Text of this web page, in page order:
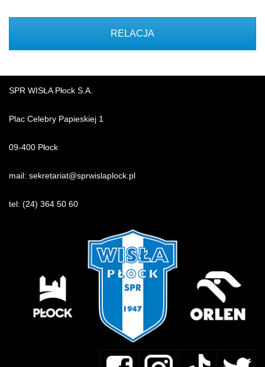
RELACJA
SPR WISŁA Płock S.A.
Plac Celebry Papieskiej 1
09-400 Płock
mail: sekretariat@sprwislaplock.pl
tel: (24) 364 50 60